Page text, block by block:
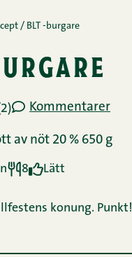
/ BLT -burgare
Kommentarer
av nöt 20 % 650 g
8 Lätt
konung. Punkt!